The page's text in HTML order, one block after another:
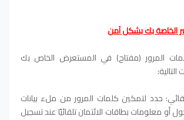
الخاصة بك بشكل آمن
المرور (مفتاح) في المستعرض الخاص بك
حدد لتمكين كلمات المرور من ملء بيانات
أو معلومات بطاقات الائتمان تلقائيًا عند تسجيل